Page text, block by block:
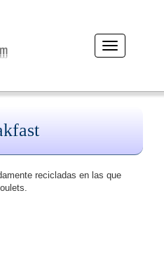
Desplegar
navegación
recicladas en las que